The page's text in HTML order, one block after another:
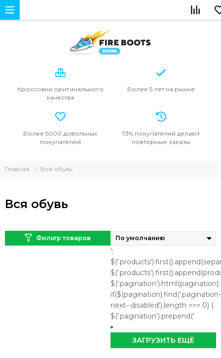
Кроссовки оригинального
качества
Более 5 летна рынке
Более 5000 довольных
покупателей
73% покупателей делают
повторные заказы
Главная Вся обувь
Вся обувь
Фильтр товаров
';
$('.pagination').html(pagination);
if($(pagination).find('.pagination-
next--disabled').length === 0) {
$('.pagination').prepend('
ЗАГРУЗИТЬ ЕЩЁ